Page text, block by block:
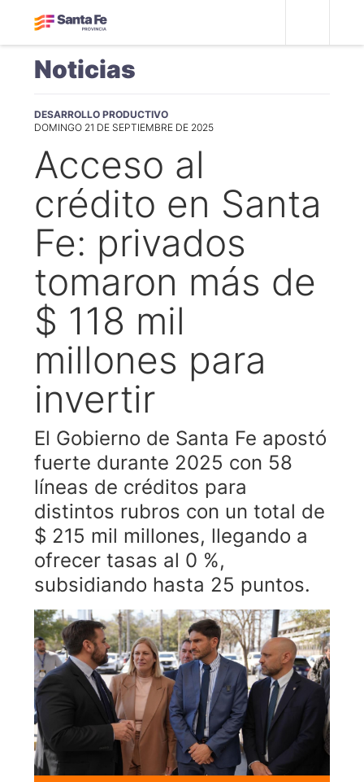
Noticias
DESARROLLO PRODUCTIVO
DOMINGO 21 DE SEPTIEMBRE DE 2025
Acceso al
crédito en Santa
Fe: privados
tomaron más de
$ 118 mil
millones para
invertir
El Gobierno de Santa Fe apostó
fuerte durante 2025 con 58
líneas de créditos para
distintos rubros con un total de
$ 215 mil millones, llegando a
ofrecer tasas al 0 %,
subsidiando hasta 25 puntos.